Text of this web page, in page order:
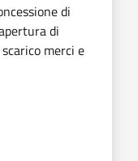
di
di
merci e